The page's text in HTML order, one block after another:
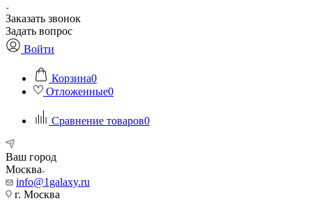
Заказать звонок
Задать вопрос
Войти
Корзина0
Отложенные0
Сравнение товаров0
Ваш город
Москва
info@1galaxy.ru
г. Москва